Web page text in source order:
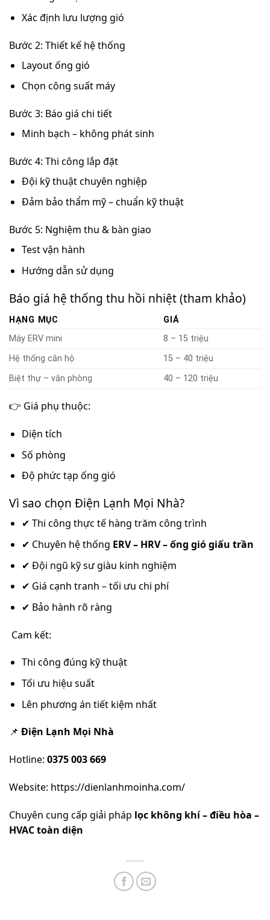
Xác định lưu lượng gió
Bước 2: Thiết kế hệ thống
Layout ống gió
Chọn công suất máy
Bước 3: Báo giá chi tiết
Minh bạch – không phát sinh
Bước 4: Thi công lắp đặt
Đội kỹ thuật chuyên nghiệp
Đảm bảo thẩm mỹ – chuẩn kỹ thuật
Bước 5: Nghiệm thu & bàn giao
Test vận hành
Hướng dẫn sử dụng
Báo giá hệ thống thu hồi nhiệt (tham khảo)
HẠNG MỤC
GIÁ
Máy ERV mini
8 – 15 triệu
Hệ thống căn hộ
15 – 40 triệu
Biệt thự – văn phòng
40 – 120 triệu
👉 Giá phụ thuộc:
Diện tích
Số phòng
Độ phức tạp ống gió
Vì sao chọn Điện Lạnh Mọi Nhà?
✔ Thi công thực tế hàng trăm công trình
✔ Chuyên hệ thống ERV – HRV – ống gió giấu trần
✔ Đội ngũ kỹ sư giàu kinh nghiệm
✔ Giá cạnh tranh – tối ưu chi phí
✔ Bảo hành rõ ràng
Cam kết:
Thi công đúng kỹ thuật
Tối ưu hiệu suất
Lên phương án tiết kiệm nhất
📌 Điện Lạnh Mọi Nhà
Hotline: 0375 003 669
Website: https://dienlanhmoinha.com/
Chuyên cung cấp giải pháp lọc không khí – điều hòa –
HVAC toàn diện